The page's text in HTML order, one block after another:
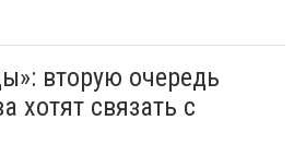
вторую очередь
хотят связать с